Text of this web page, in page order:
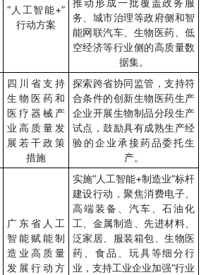
“人工智能+”
行动方案
推动形成一批覆盖政务服
务、城市治理等政府侧和智
能网联汽车、生物医药、低
空经济等行业侧的高质量数
据集。
四川省支持
生物医药和
医疗器械产
业高质量发
展若干政策
措施
探索跨省协同监管，支持符
合条件的创新生物医药生产
企业开展生物制品分段生产
试点，鼓励具有成熟生产经
验的企业承接药品委托生
产。
广东省人工
智能赋能制
造业高质量
发展行动方
实施“人工智能+制造业”标杆
建设行动，聚焦消费电子、
高端装备、汽车、石油化
工、金属制造、先进材料、
泛家居、服装箱包、生物医
药、食品、玩具等细分行
业，支持工业企业加强“行业